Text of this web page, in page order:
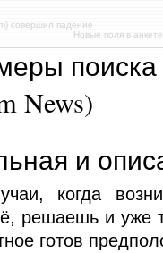
совершил падение
Новые поля в
News)
и
когда
решаешь и уже
готов